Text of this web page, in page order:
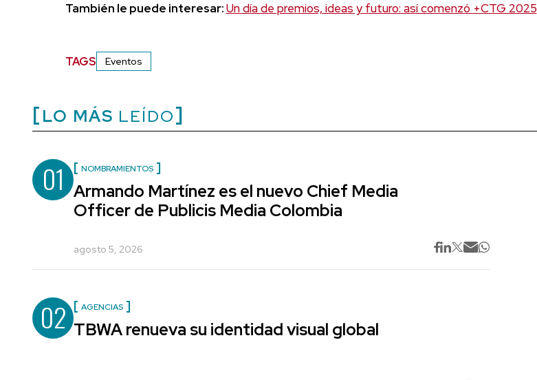
También le puede interesar:Un día de premios, ideas y futuro: así comenzó +CTG 2025
TAGS Eventos
LO MÁS LEÍDO
01 NOMBRAMIENTOS
Armando Martínez es el nuevo Chief Media
Officer de Publicis Media Colombia
agosto 5, 2026
02 AGENCIAS
TBWA renueva su identidad visual global